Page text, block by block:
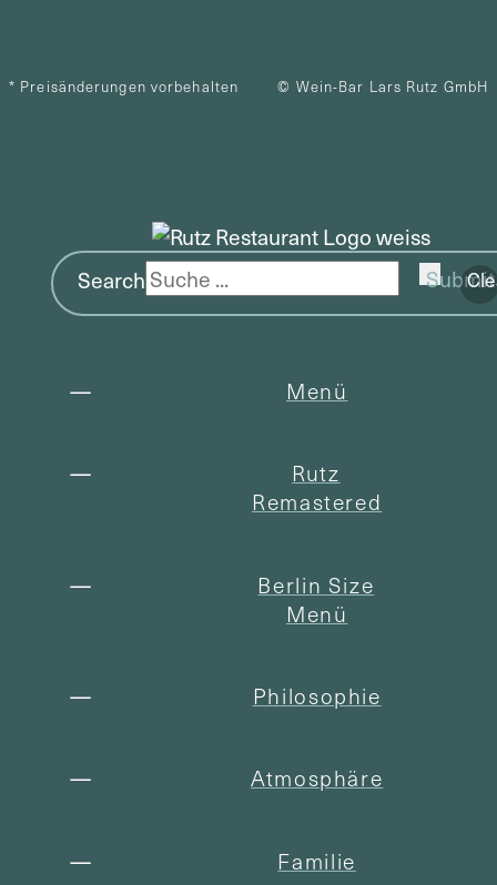
* Preisänderungen vorbehalten © Wein-Bar Lars Rutz GmbH
Search Submit
Menü
Rutz
Remastered
Berlin Size
Menü
Philosophie
Atmosphäre
Familie